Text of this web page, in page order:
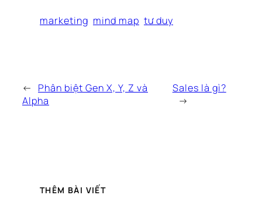
marketing mind map tư duy
←
Phân biệt Gen X, Y, Z và
Alpha
Sales là gì?
→
THÊM BÀI VIẾT